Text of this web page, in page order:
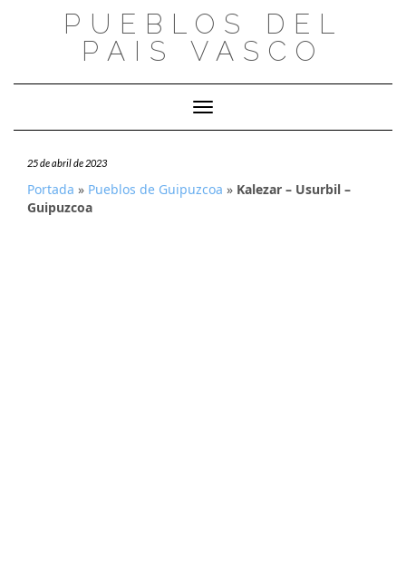
PUEBLOS DEL
PAIS VASCO
Cambiar modo de navegación
25 de abril de 2023
Portada » Pueblos de Guipuzcoa » Kalezar – Usurbil –
Guipuzcoa